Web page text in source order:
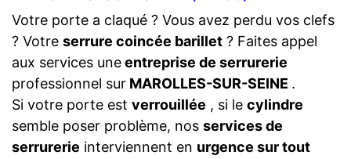
Votre porte a claqué ? Vous avez perdu vos clefs
? Votre serrure coincée barillet ? Faites appel
aux services uneentreprise de serrurerie
professionnel sur MAROLLES-SUR-SEINE .
Si votre porte est verrouillée , si le cylindre
semble poser problème, nos services de
serrurerie interviennent en urgence sur tout